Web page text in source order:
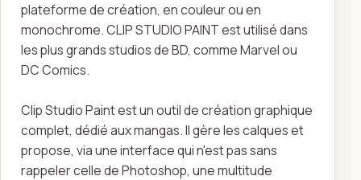
plateforme de création, en couleur ou en
monochrome. CLIP STUDIO PAINT est utilisé dans
les plus grands studios de BD, comme Marvel ou
DC Comics.
Clip Studio Paint est un outil de création graphique
complet, dédié aux mangas. Il gère les calques et
propose, via une interface qui n'est pas sans
rappeler celle de Photoshop, une multitude